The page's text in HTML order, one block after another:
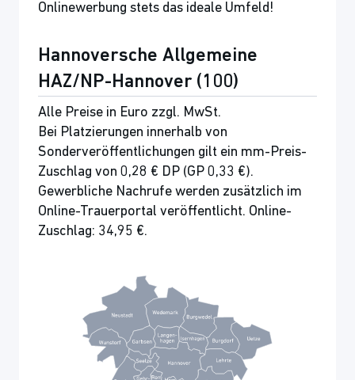
Onlinewerbung stets das ideale Umfeld!
Hannoversche Allgemeine
HAZ/NP-Hannover (100)
Alle Preise in Euro zzgl. MwSt.
Bei Platzierungen innerhalb von
Sonderveröffentlichungen gilt ein mm-Preis-
Zuschlag von 0,28 € DP (GP 0,33 €).
Gewerbliche Nachrufe werden zusätzlich im
Online-Trauerportal veröffentlicht. Online-
Zuschlag: 34,95 €.